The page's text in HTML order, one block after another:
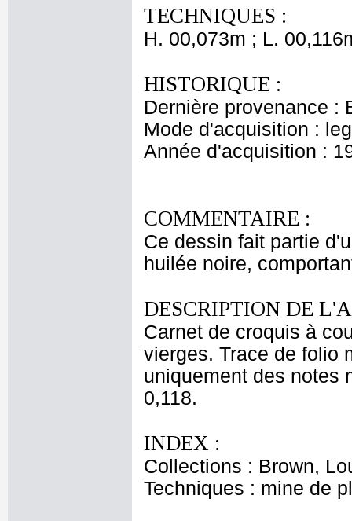
TECHNIQUES :
H. 00,073m ; L.
HISTORIQUE :
Dernière provenance :
Mode d'acquisition :
Année d'acquisition :
COMMENTAIRE :
Ce dessin fait partie
huilée noire,
DESCRIPTION DE
Carnet de croquis à
vierges. Trace de folio
uniquement des notes
0,118.
INDEX :
Collections : Brown,
Techniques : mine de